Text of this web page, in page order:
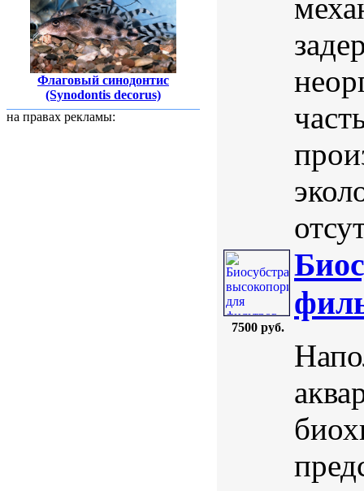
Флаговый синодонтис
(Synodontis decorus)
на правах рекламы:
7500 руб.